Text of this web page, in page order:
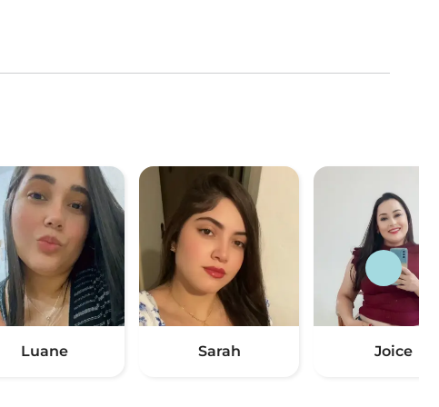
Luane Sarah Joice